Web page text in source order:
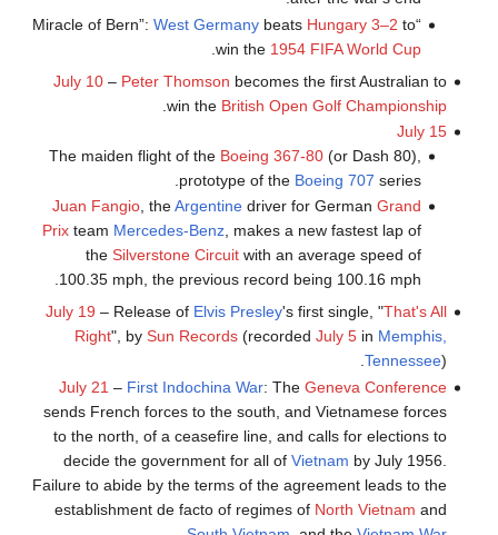
“Miracle of Bern”:
West Germany beats Hungary 3–2 to
win the 1954 FIFA World Cup
.
July 10– Peter Thomson becomes the first Australian to
win the British Open Golf Championship
July 15
The maiden flight of the Boeing 367-80 (or Dash 80),
prototype of the Boeing 707 series.
Juan Fangio, theArgentine driver for GermanGrand
Prix team Mercedes-Benz, makes a new fastest lap of
theSilverstone Circuit with an average speed of
100.35 mph, the previous record being 100.16 mph.
July 19 – Release of Elvis Presley's first single, "That's All
Right", by Sun Records(recorded July 5in Memphis,
Tennessee).
July 21 – First Indochina War: The Geneva Conference
sends French forces to the south, and Vietnamese forces
to the north, of a ceasefire line, and calls for elections to
decide the government for all of Vietnam by July 1956.
Failure to abide by the terms of the agreement leads to the
establishment de facto of regimes of North Vietnam and